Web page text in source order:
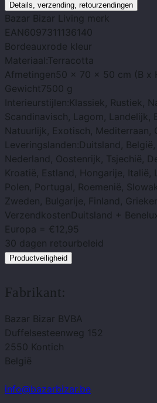
Details, verzending, retourzendingen
Bazar Bizar Living merk
EAN6097311136140
Bordeauxrode kleur
Materiaal: Terracotta
Afmetingen50 x 70 x 50 cm (B x
Gewicht7500 g
Interieurstijlen:Klassiek, Rustiek,
Scandinavisch, Lagom, Landelijk,
Natuurlijk, Exotisch, Mediterraan,
Leveringslanden:Duitsland,
Nederland, Oostenrijk, Tsjechië,
Kroatië, Estland, Hongarije, Italië,
Polen, Portugal, Roemenië,
Zweden, Bulgarije, Finland,
VerzendkostenDuitsland +
Europa = €12,95
30 dagen retourbeleid
Productveiligheid
Fabrikant:
Bazar Bizar BVBA
Duffelsesteenweg 152
2550 Kontich
België
info@bazarbizar.be